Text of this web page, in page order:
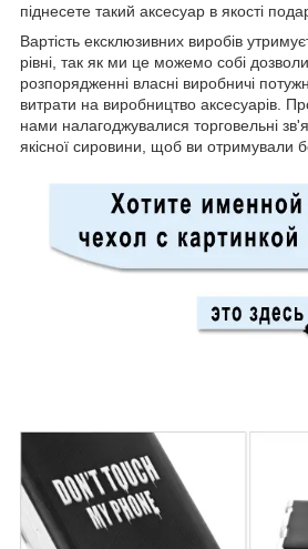
піднесете такий аксесуар в якості
Вартість ексклюзивних виробів
рівні, так як ми це можемо собі
розпорядженні власні виробничі
витрати на виробництво аксесуарів.
нами налагоджувалися торговельні
якісної сировини, щоб ви отримували